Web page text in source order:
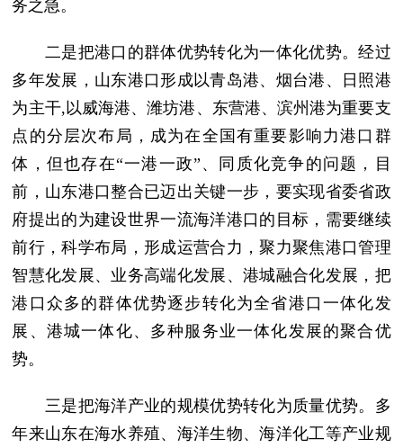
务之急。
二是把港口的群体优势转化为一体化优势。经过
多年发展，山东港口形成以青岛港、烟台港、日照港
为主干,以威海港、潍坊港、东营港、滨州港为重要支
点的分层次布局，成为在全国有重要影响力港口群
体，但也存在“一港一政”、同质化竞争的问题，目
前，山东港口整合已迈出关键一步，要实现省委省政
府提出的为建设世界一流海洋港口的目标，需要继续
前行，科学布局，形成运营合力，聚力聚焦港口管理
智慧化发展、业务高端化发展、港城融合化发展，把
港口众多的群体优势逐步转化为全省港口一体化发
展、港城一体化、多种服务业一体化发展的聚合优
势。
三是把海洋产业的规模优势转化为质量优势。多
年来山东在海水养殖、海洋生物、海洋化工等产业规